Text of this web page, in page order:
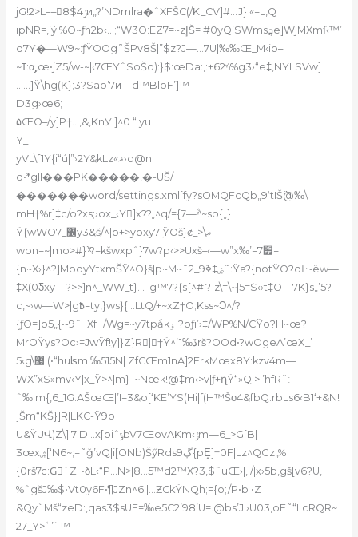
jG!2>L=–ݬ4$8и„?’NDmlra�ˆXFŠC(/K_CV]#…J} «=L‚Q
ipNR=‚’ܿy|%O~ƒn2b‹…;“W3O:EZ7=~zإŠ= #0yQ’SWmsܯe]WjMXmſ‹™’
q7Y�—W9~:ƒŸOOg˜ŠPv8Š|”$z?J—…7U|‰‰Œ_M‹ip–
~ߠ:α̡,œ•jZ5/w-~|‹7ŒYˆSoŠq):}$:œDa:‚:+ݿ62%g3›“e‡,NŸLSVw]
……]Ÿ\hg(K};3?Sao’7ͷ—d™BloF’]™
D3g›œ6;
۵ŒO–/y]P†…‚&‚KnӰ:]^0 “ yu
Y_
yVL\f1Y{i“ú|”›2Y&kLz«ޣ›o@n
d•*gII���PK�����!�-UŠ/
�������word/settings.xml[fy?sOMQFcQb„9‘tIŠ߳@‰\
mH†%r]‡c/o?xs;›ox_‹Ÿ]x??„^q/={7—۫ݿ~sp{„}
Ÿ{wWO7_߼y3&š/^|p+>ypxy7ܼ|ŸOš}ȼ_>\ޢ
won=~|mo>#}`ͯ?=kšwxpˆ}7w?p‹>>Uxš–‹—w”x‰’=7׿=
{n~X›}^?]MoqyYtxmŠŸ^O}š|p~M~˜2_ۻ‡ߢ9˜:Ÿa?{notŸO?dĿ~ëw—
‡X(0Ƽxy—?>>]n^_WW_t}…–g™7?{s{^#.?˸z\=\~|5=ܿS‹›t‡O—7K}s„’5?
c,~›w—W>|g߿=ty‚}ws}{…LtQ/+~xZ†O;Kss~Ͻ^/?
{ƒO=]b5„{•-9ˆ_Xf_/Wg=~y7tpǻkۏ|?pƒi’›‡/WP%N/CŸo?H~œ?
MrOŸys?Oc›=JwŸf!y]}Z}R|†Ÿ^’1‰ڏrš?OOd•?wOgeA’œX_’
5‹g\޷ (•“huʪmI‰515N| ZfCŒm1nA]2ErkMœx8Ÿ:kzv4m—
WX”xS»mv‹Y|x_Ÿ>^|m}–~Nœk!@‡m‹>v|ƒ+ղŸ“»Q >I’hfR˜ː-
ˆ‰Im{‚6_1G.AŠœŒ|’I=3&o[‘KE’YS(Hi|f(H™Šο4&fbQ.rbLs6‹B1‘+&N!
]Šm“KŠ}]R|LKC-Ÿ9o
U&ŸUՎ)Z\]|7 D…x[biˆݹbV7ŒovAKm‹ݬm—6_>G[B|
Ʒœxۺ[‘N6~;=˜ǧ’vQ|i[ONb)ŠӳRds9ڳ{pE̝]†0F|Lz^QGz„%
{0rš7c:Gٍ`Z_•δL‹“P…N>|8…5™d2™X?3‚$ˆuŒ›|,|/|x›5b,gš[v6?U‚
%ˆgšJ‰$•Vt0y6F•¶JZn^6.|…ƵCkŸNQh;={o;/P•b •Z
&Qy`Mš“zeD:,qas3$sUE=‰e5C2’98’U=.@bs’J;›U03,oF˜“LcRQR~
27_Y>ʿ’`™